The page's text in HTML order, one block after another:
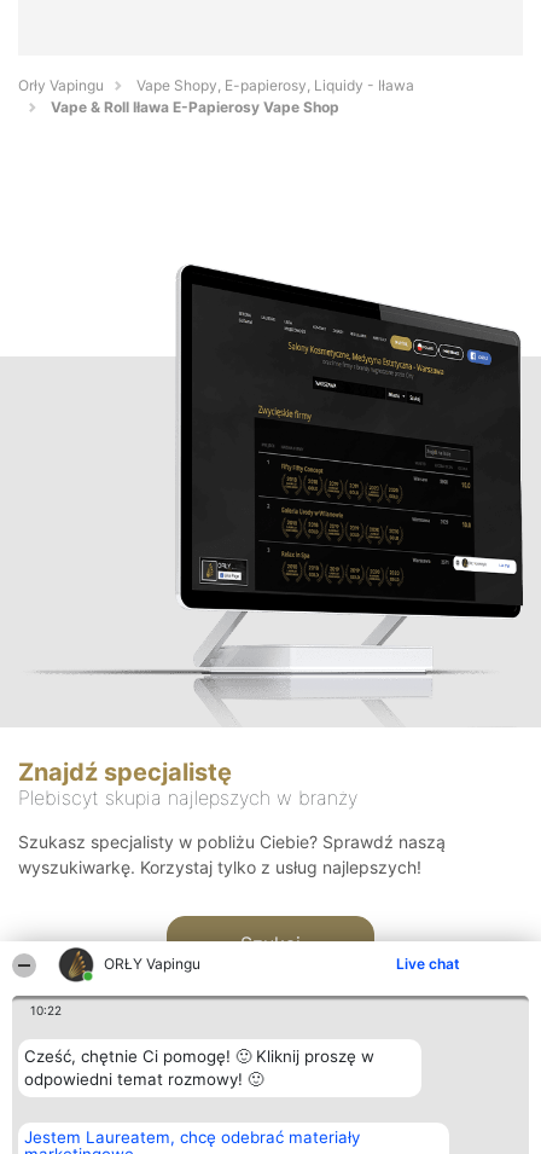
ORŁY Vapingu Live chat
10:22
Cześć, chętnie Ci pomogę! 🙂 Kliknij proszę w
odpowiedni temat rozmowy! 🙂
Jestem Laureatem, chcę odebrać materiały
Orły Vapingu
Vape Shopy, E-papierosy, Liquidy - Iława
Vape & Roll Iława E-Papierosy Vape Shop
Znajdź specjalistę
Plebiscyt skupia najlepszych w branży
Szukasz specjalisty w pobliżu Ciebie? Sprawdź naszą
wyszukiwarkę. Korzystaj tylko z usług najlepszych!
Szukaj
Organizator plebiscytu
Bright Side Solutions sp. z o.
Plebiscyt
Laureaci
Kontakt
Kontakt